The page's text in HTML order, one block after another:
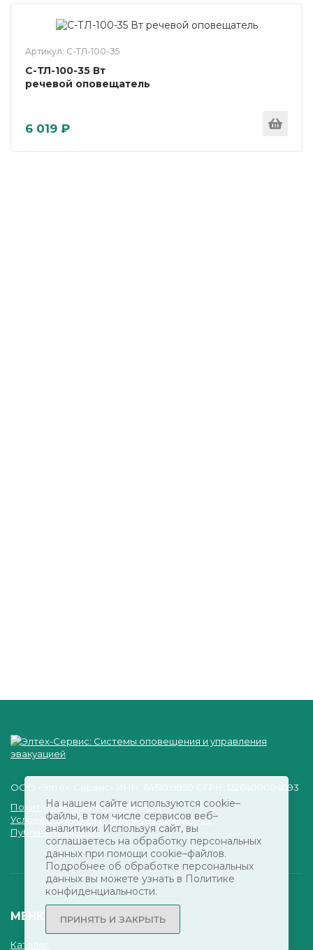
На нашем сайте используются cookie–
файлы, в том числе сервисов веб–
аналитики. Используя сайт, вы
соглашаетесь на обработку персональных
данных при помощи cookie–файлов.
Подробнее об обработке персональных
данных вы можете узнать в Политике
конфиденциальности.
ПРИНЯТЬ И ЗАКРЫТЬ
Артикул: С-ТЛ-100-35
С-ТЛ-100-35 Вт
речевой оповещатель
6 019 ₽
ООО «Элтех-Сервис» ИНН: 6451019950 ОГРН: 1226400004093
Политика конфиденциальности
Условия обработки персональных данных
Публичная оферта
МЕНЮ
Каталог